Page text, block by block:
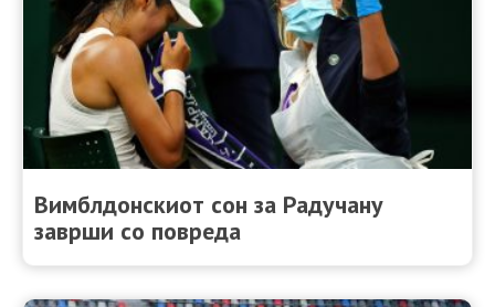
Вимблдонскиот сон за Радучану
заврши со повреда